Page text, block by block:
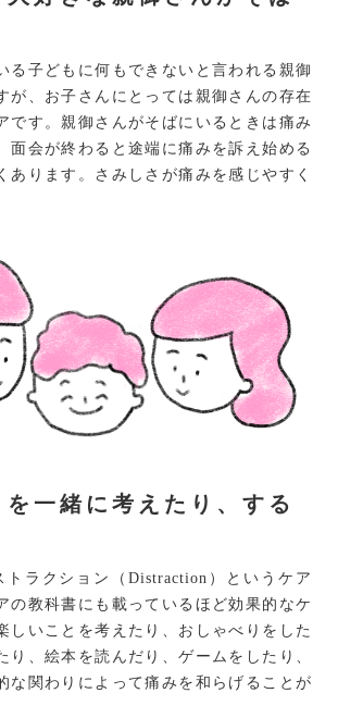
子どもに何もできないと言われる親御
が、お子さんにとっては親御さんの存在
です。親御さんがそばにいるときは痛み
面会が終わると途端に痛みを訴え始める
あります。さみしさが痛みを感じやすく
一緒に考えたり、する
ラクション（Distraction）というケア
の教科書にも載っているほど効果的なケ
しいことを考えたり、おしゃべりをした
り、絵本を読んだり、ゲームをしたり、
な関わりによって痛みを和らげることが